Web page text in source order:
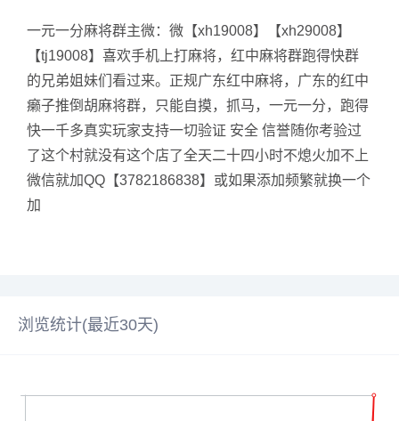
一元一分麻将群主微：微【xh19008】【xh29008】
【tj19008】喜欢手机上打麻将，红中麻将群跑得快群
的兄弟姐妹们看过来。正规广东红中麻将，广东的红中
癞子推倒胡麻将群，只能自摸，抓马，一元一分，跑得
快一千多真实玩家支持一切验证 安全 信誉随你考验过
了这个村就没有这个店了全天二十四小时不熄火加不上
微信就加QQ【3782186838】或如果添加频繁就换一个
加
浏览统计(最近30天)